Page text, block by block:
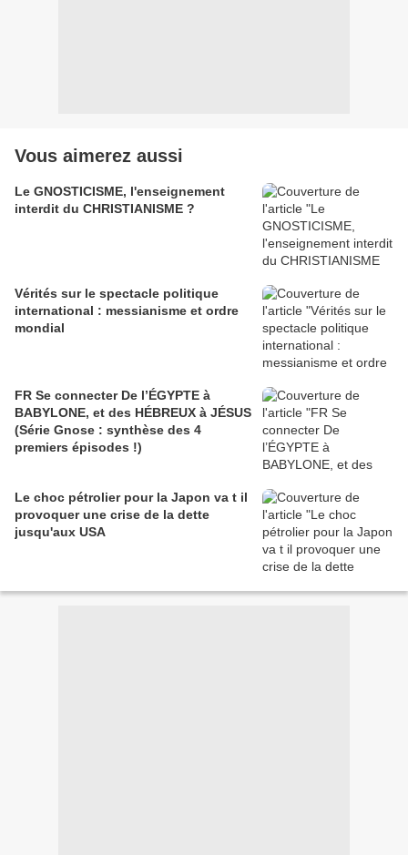
Vous aimerez aussi
Le GNOSTICISME, l'enseignement
interdit du CHRISTIANISME ?
Vérités sur le spectacle politique
international : messianisme et ordre
mondial
FR Se connecter De l’ÉGYPTE à
BABYLONE, et des HÉBREUX à JÉSUS
(Série Gnose : synthèse des 4
premiers épisodes !)
Le choc pétrolier pour la Japon va t il
provoquer une crise de la dette
jusqu'aux USA